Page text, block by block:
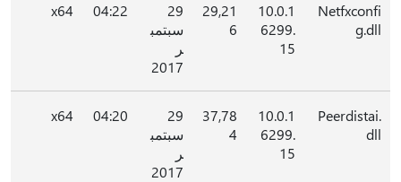
Netfxconfi
g.dll
10.0.1
6299.
15
29,21
6
29
سبتمب
ر
2017
04:22
x64
Peerdistai.
dll
10.0.1
6299.
15
37,78
4
29
سبتمب
ر
2017
04:20
x64